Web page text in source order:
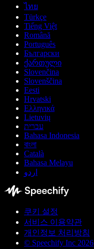
ไทย
Türkçe
Tiếng Việt
Română
Português
Български
ქართული
Slovenčina
Slovenščina
Eesti
Hrvatski
Ελληνικά
Lietuvių
עברית
Bahasa Indonesia
বাংলা
Català
Bahasa Melayu
اردو
쿠키 설정
서비스 이용약관
개인정보 처리방침
© Speechify Inc 2026